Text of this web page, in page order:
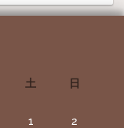
土 日
1 2